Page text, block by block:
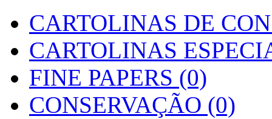
CARTOLINAS DE
CARTOLINAS
FINE PAPERS (0)
CONSERVAÇÃO (0)